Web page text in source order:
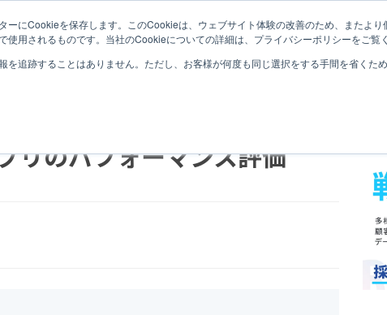
ーにCookieを保存します。このCookieは、ウェブサイト体験の改善のため、またよ
用されるものです。当社のCookieについての詳細は、プライバシーポリシーをご覧く
を追跡することはありません。ただし、お客様が何度も同じ選択をする手間を省くた
QLIK SENSEとは QLIK SENSEナレッジ セミナー
リのパフォーマンス評価